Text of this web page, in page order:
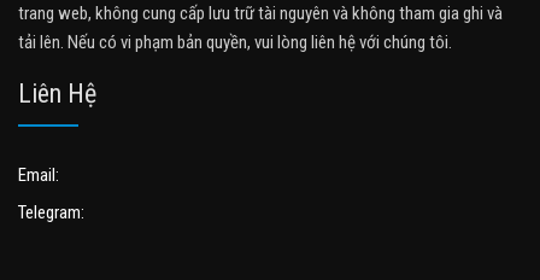
trang web, không cung cấp lưu trữ tài nguyên và không tham gia ghi và
tải lên. Nếu có vi phạm bản quyền, vui lòng liên hệ với chúng tôi.
Liên Hệ
Email:
Telegram: